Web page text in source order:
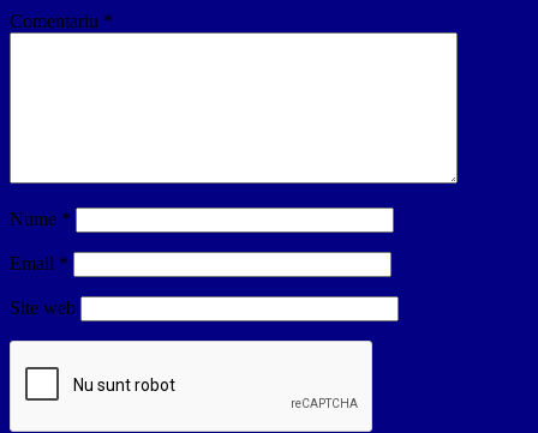
Comentariu *
Nume *
Email *
Site web